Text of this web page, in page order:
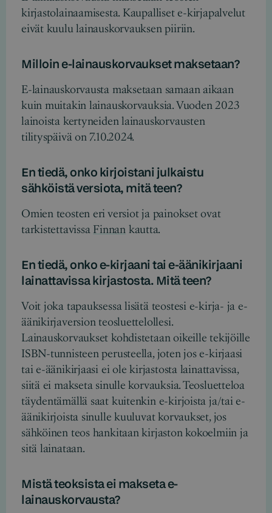
kirjastolainaamisesta. Kaupalliset e-kirjapalvelut
eivät kuulu lainauskorvauksen piiriin.
Milloin e-lainauskorvaukset maksetaan?
E-lainauskorvausta maksetaan samaan aikaan
kuin muitakin lainauskorvauksia. Vuoden 2023
lainoista kertyneiden lainauskorvausten
tilityspäivä on 7.10.2024.
En tiedä, onko kirjoistani julkaistu
sähköistä versiota, mitä teen?
Omien teosten eri versiot ja painokset ovat
tarkistettavissa Finnankautta.
En tiedä, onko e-kirjaani tai e-äänikirjaani
lainattavissa kirjastosta. Mitä teen?
Voit joka tapauksessa lisätä teostesi e-kirja- ja e-
äänikirjaversion teosluettelollesi.
Lainauskorvaukset kohdistetaan oikeille tekijöille
ISBN-tunnisteen perusteella, joten jos e-kirjaasi
tai e-äänikirjaasi ei ole kirjastosta lainattavissa,
siitä ei makseta sinulle korvauksia. Teosluetteloa
täydentämällä saat kuitenkin e-kirjoista ja/tai e-
äänikirjoista sinulle kuuluvat korvaukset, jos
sähköinen teos hankitaan kirjaston kokoelmiin ja
sitä lainataan.
Mistä teoksista ei makseta e-
lainauskorvausta?